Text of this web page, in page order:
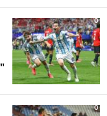
0
0